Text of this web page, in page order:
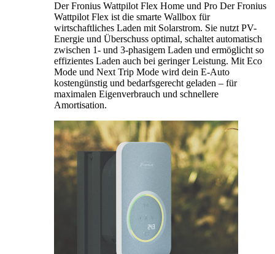
Der Fronius Wattpilot Flex Home und Pro Der Fronius
Wattpilot Flex ist die smarte Wallbox für
wirtschaftliches Laden mit Solarstrom. Sie nutzt PV-
Energie und Überschuss optimal, schaltet automatisch
zwischen 1- und 3-phasigem Laden und ermöglicht so
effizientes Laden auch bei geringer Leistung. Mit Eco
Mode und Next Trip Mode wird dein E-Auto
kostengünstig und bedarfsgerecht geladen – für
maximalen Eigenverbrauch und schnellere
Amortisation.